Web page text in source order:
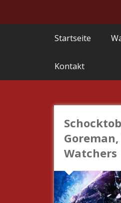
Startseite
Kontakt
Watchers